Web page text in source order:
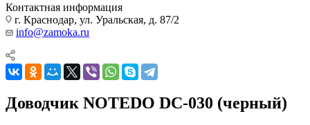
Контактная информация
г. Краснодар, ул. Уральская, д. 87/2
info@zamoka.ru
Доводчик NOTEDO DC-030 (черный)